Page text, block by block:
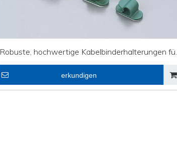
Robuste, hochwertige Kabelbinderhalterungen für
DVI-Leitungskabelklemme SWC-1
erkundigen